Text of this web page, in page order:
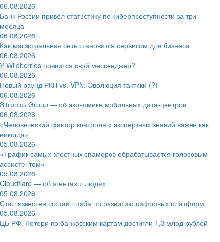
06.08.2026
Банк России привёл статистику по киберпреступности за три
месяца
06.08.2026
Как магистральная сеть становится сервисом для бизнеса
06.08.2026
У Wildberries появится свой мессенджер?
06.08.2026
Новый раунд РКН vs. VPN: Эволюция тактики (?)
06.08.2026
Sitronics Group — об экономике мобильных дата-центров
06.08.2026
«Человеческий фактор контроля и экспертных знаний важен как
никогда»
05.08.2026
«Трафик самых злостных спамеров обрабатывается голосовым
ассистентом»
05.08.2026
Cloudflare — об агентах и людях
05.08.2026
Стал известен состав штаба по развитию цифровых платформ
05.08.2026
ЦБ РФ: Потери по банковским картам достигли 1,3 млрд рублей